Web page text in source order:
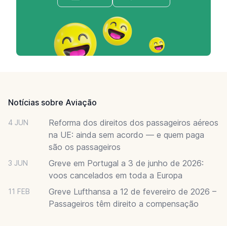
Notícias sobre Aviação
4 JUN
Reforma dos direitos dos passageiros aéreos
na UE: ainda sem acordo — e quem paga
são os passageiros
3 JUN
Greve em Portugal a 3 de junho de 2026:
voos cancelados em toda a Europa
11 FEB
Greve Lufthansa a 12 de fevereiro de 2026 –
Passageiros têm direito a compensação